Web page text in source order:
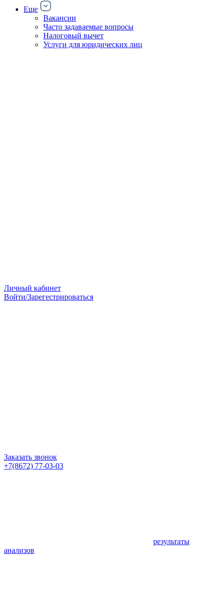
Еще
Вакансии
Часто задаваемые вопросы
Налоговый вычет
Услуги для юридических лиц
Личный кабинет
Войти/Зарегестрироваться
Заказать звонок
+7(8672) 77-03-03
результаты
анализов